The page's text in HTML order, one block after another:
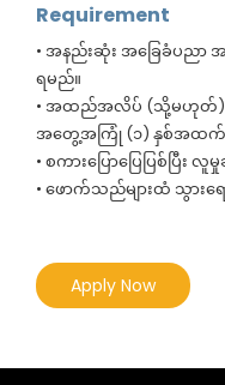
Requirement
• အနည်းဆုံး အခြေခံပည
ရမည်။
• အထည်အလိပ် (သို့မဟုတ်) လူ
အတွေ့အကြုံ (၁) နှစ်အထက်
• စကားပြောပြေပြစ်ပြီ
• ဖောက်သည်များထံ သွားရ
Apply Now